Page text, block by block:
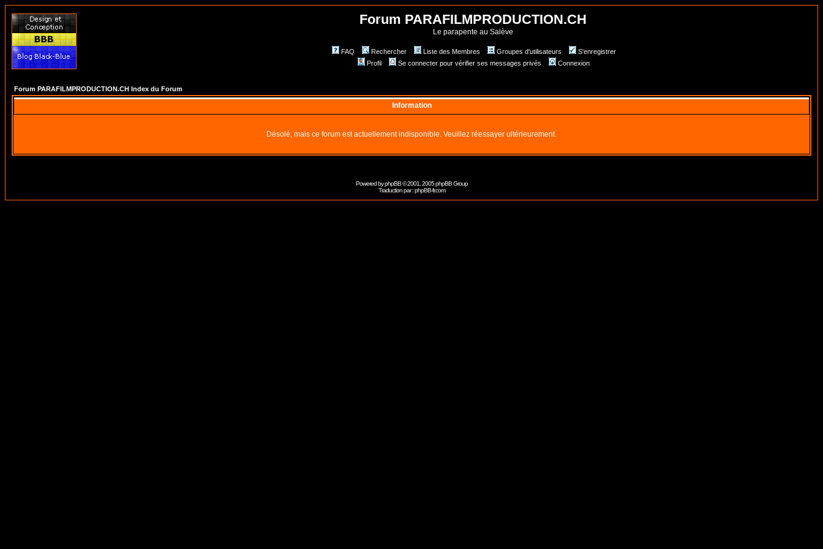
Forum PARAFILMPRODUCTION.CH
Le parapente au Salève
FAQ Rechercher Liste des Membres Groupes d'utilisateurs
S'enregistrer
Profil
Se connecter pour vérifier ses messages privés Connexion
Forum PARAFILMPRODUCTION.CH Index du Forum
Information
Désolé, mais ce forum est actuellement indisponible. Veuillez réessayer ultérieurement.
Powered byphpBB© 2001, 2005 phpBB Group
Traduction par :phpBB-fr.com